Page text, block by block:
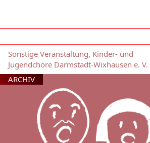
Sonstige Veranstaltung, Kinder- und
Jugendchöre Darmstadt-Wixhausen e. V.
ARCHIV